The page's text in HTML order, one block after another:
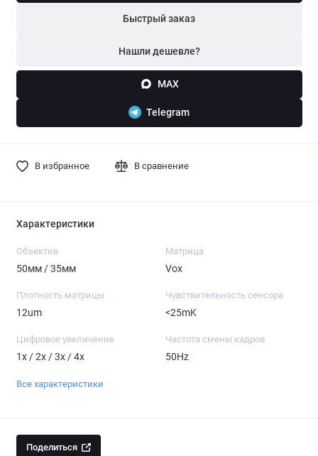
Быстрый заказ
Нашли дешевле?
MAX
Telegram
В избранное В сравнение
Характеристики
Объектив
50мм / 35мм
Матрица
Vox
Плотность матрицы
12um
Чувствительность сенсора
<25mK
Цифровое увеличение
1x / 2x / 3x / 4x
Частота смены кадров
50Hz
Все характеристики
Поделиться